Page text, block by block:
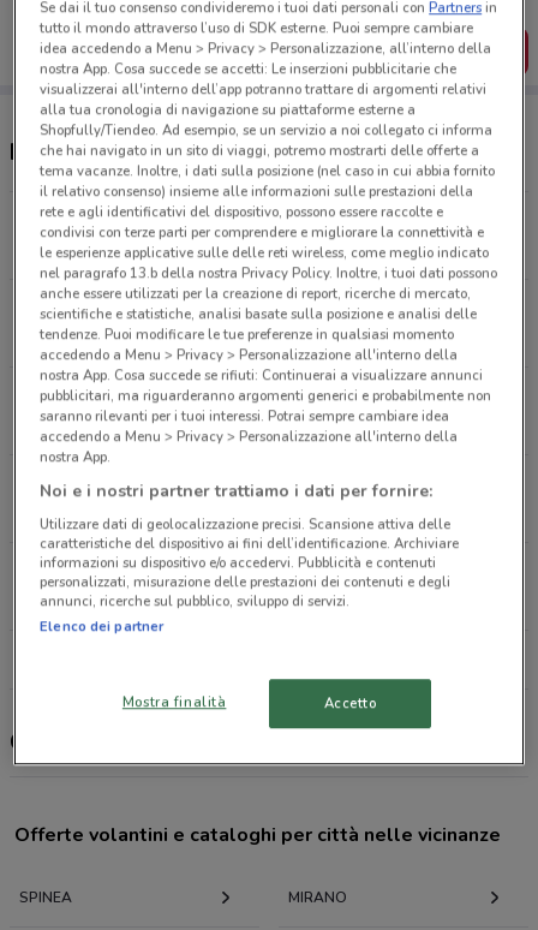
dal tuo cellulare.
SCARICA L’APP
Negozi Cofidis a Spinea
Via Pietro Arduino Venezia
4.9 km
CHIUSO
Via Pietro Arduino, 20 Venezia
5 km
APERTO
Via Arduino Marghera
5 km
APERTO
Via Don Federico Tosatto, Snc Mestre
5.4 km
APERTO
Piazza Xxvii Ottobre, 1 Mestre
5.9 km
CHIUSO
Cofidis, offerte e negozi
Offerte volantini e cataloghi per città nelle vicinanze
SPINEA MIRANO
Se dai il tuo consenso condivideremo i tuoi dati personali conPartnersin
tutto il mondo attraverso l’uso di SDK esterne. Puoi sempre cambiare
idea accedendo a Menu > Privacy > Personalizzazione, all’interno della
nostra App. Cosa succede se accetti: Le inserzioni pubblicitarie che
visualizzerai all'interno dell’app potranno trattare di argomenti relativi
alla tua cronologia di navigazione su piattaforme esterne a
Shopfully/Tiendeo. Ad esempio, se un servizio a noi collegato ci informa
che hai navigato in un sito di viaggi, potremo mostrarti delle offerte a
tema vacanze. Inoltre, i dati sulla posizione (nel caso in cui abbia fornito
il relativo consenso) insieme alle informazioni sulle prestazioni della
rete e agli identificativi del dispositivo, possono essere raccolte e
condivisi con terze parti per comprendere e migliorare la connettività e
le esperienze applicative sulle delle reti wireless, come meglio indicato
nel paragrafo 13.b della nostra Privacy Policy. Inoltre, i tuoi dati possono
anche essere utilizzati per la creazione di report, ricerche di mercato,
scientifiche e statistiche, analisi basate sulla posizione e analisi delle
tendenze. Puoi modificare le tue preferenze in qualsiasi momento
accedendo a Menu > Privacy > Personalizzazione all'interno della
nostra App. Cosa succede se rifiuti: Continuerai a visualizzare annunci
pubblicitari, ma riguarderanno argomenti generici e probabilmente non
saranno rilevanti per i tuoi interessi. Potrai sempre cambiare idea
accedendo a Menu > Privacy > Personalizzazione all'interno della
nostra App.
Noi e i nostri partner trattiamo i dati per fornire:
Utilizzare dati di geolocalizzazione precisi. Scansione attiva delle
caratteristiche del dispositivo ai fini dell’identificazione. Archiviare
informazioni su dispositivo e/o accedervi. Pubblicità e contenuti
personalizzati, misurazione delle prestazioni dei contenuti e degli
annunci, ricerche sul pubblico, sviluppo di servizi.
Elenco dei partner
Mostra finalità Accetto